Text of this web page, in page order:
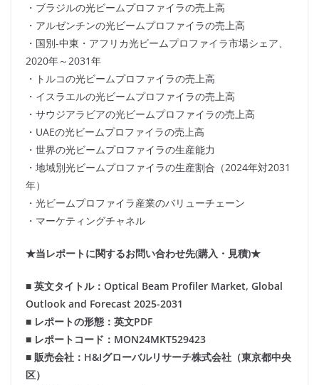
・ブラジルの光ビームプロファイラの売上高
・アルゼンチンの光ビームプロファイラの売上高
・国別-中東・アフリカ光ビームプロファイラ市場シェア、
2020年～2031年
・トルコの光ビームプロファイラの売上高
・イスラエルの光ビームプロファイラの売上高
・サウジアラビアの光ビームプロファイラの売上高
・UAEの光ビームプロファイラの売上高
・世界の光ビームプロファイラの生産能力
・地域別光ビームプロファイラの生産割合（2024年対2031
年）
・光ビームプロファイラ産業のバリューチェーン
・マーケティングチャネル
★当レポートに関するお問い合わせ先(購入・見積)★
■ 英文タイトル：Optical Beam Profiler Market, Global
Outlook and Forecast 2025-2031
■ レポートの形態：英文PDF
■ レポートコード：MON24MKT529423
■ 販売会社：H&Iグローバルリサーチ株式会社（東京都中央
区）